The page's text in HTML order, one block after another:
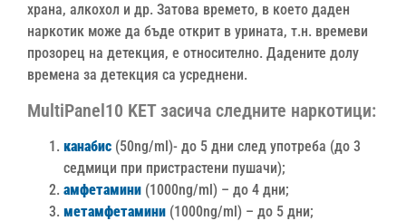
храна, алкохол и др. Затова времето, в което даден
наркотик може да бъде открит в урината, т.н. времеви
прозорец на детекция, е относително. Дадените долу
времена за детекция са усреднени.
MultiPanel10 KET засича следните наркотици:
канабис (50ng/ml)- до 5 дни след употреба (до 3
седмици при пристрастени пушачи);
амфетамини (1000ng/ml) – до 4 дни;
метамфетамини (1000ng/ml) – до 5 дни;